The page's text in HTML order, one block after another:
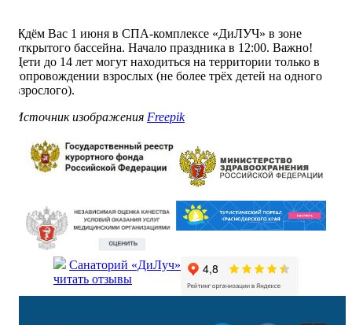
Ждём Вас 1 июня в СПА-комплексе «ДиЛУЧ» в зоне
открытого бассейна. Начало праздника в 12:00. Важно!
Дети до 14 лет могут находиться на территории только в
сопровождении взрослых (не более трёх детей на одного
взрослого).
Источник изображения Freepik
Санаторий «ДиЛуч»
читать отзывы